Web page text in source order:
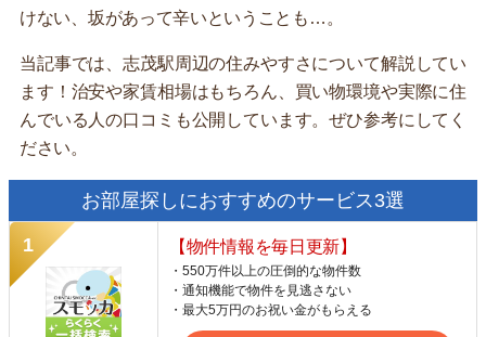
けない、坂があって辛いということも…。
当記事では、志茂駅周辺の住みやすさについて解説してい
ます！治安や家賃相場はもちろん、買い物環境や実際に住
んでいる人の口コミも公開しています。ぜひ参考にしてく
ださい。
お部屋探しにおすすめのサービス3選
【物件情報を毎日更新】
・550万件以上の圧倒的な物件数
・通知機能で物件を見逃さない
・最大5万円のお祝い金がもらえる